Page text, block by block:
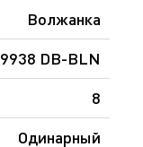
Волжанка
9938 DB-BLN
8
Одинарный